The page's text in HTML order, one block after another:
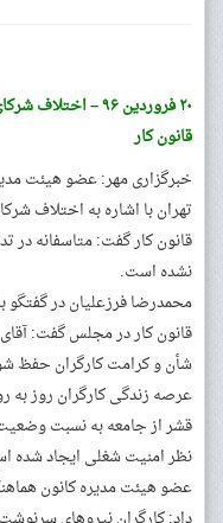
۲۰ فروردین ۹۶ –
قانون کار
خبرگزاری مهر: عضو هیئت
تهران با اشاره به اختلاف
قانون کار گفت: متاسفانه در
نشده است.
محمدرضا فرزعلیان در گفتگو
قانون کار در مجلس گفت:
شأن و کرامت کارگران حفظ شود
عرصه زندگی کارگران روز به
قشر از جامعه به نسبت
نظر امنیت شغلی ایجاد شده
عضو هیئت مدیره کانون